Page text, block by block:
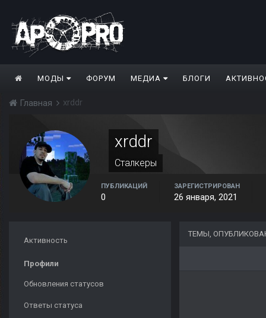
МОДЫ ФОРУМ МЕДИА БЛОГИ
Главная xrddr
xrddr
Сталкеры
ПУБЛИКАЦИЙ
0
ЗАРЕГИСТРИРОВАН
26 января, 2021
Активность
Профили
Обновления статусов
Ответы статуса
ТЕМЫ,